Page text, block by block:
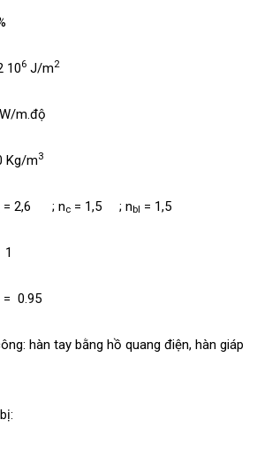
106 J/m2
m.độ
Kg/m3
= 2,6 ; nc = 1,5 ; nbl = 1,5
1
= 0.95
hàn tay bằng hồ quang điện, hàn giáp